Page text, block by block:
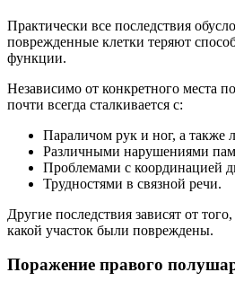
Практически все последствия
поврежденные клетки теряют
функции.
Независимо от конкретного места
почти всегда сталкивается с:
Параличом рук и ног, а
Различными нарушениями
Проблемами с координацией
Трудностями в связной речи.
Другие последствия зависят от
какой участок были повреждены.
Поражение правого